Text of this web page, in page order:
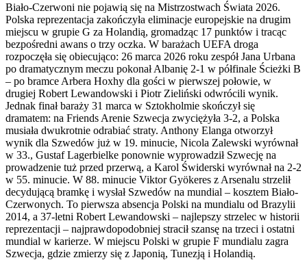
Biało-Czerwoni nie pojawią się na Mistrzostwach Świata 2026.
Polska reprezentacja zakończyła eliminacje europejskie na drugim
miejscu w grupie G za Holandią, gromadząc 17 punktów i tracąc
bezpośredni awans o trzy oczka. W barażach UEFA droga
rozpoczęła się obiecująco: 26 marca 2026 roku zespół Jana Urbana
po dramatycznym meczu pokonał Albanię 2-1 w półfinale Ścieżki B
– po bramce Arbera Hoxhy dla gości w pierwszej połowie, w
drugiej Robert Lewandowski i Piotr Zieliński odwrócili wynik.
Jednak finał baraży 31 marca w Sztokholmie skończył się
dramatem: na Friends Arenie Szwecja zwyciężyła 3-2, a Polska
musiała dwukrotnie odrabiać straty. Anthony Elanga otworzył
wynik dla Szwedów już w 19. minucie, Nicola Zalewski wyrównał
w 33., Gustaf Lagerbielke ponownie wyprowadził Szwecję na
prowadzenie tuż przed przerwą, a Karol Świderski wyrównał na 2-2
w 55. minucie. W 88. minucie Viktor Gyökeres z Arsenalu strzelił
decydującą bramkę i wysłał Szwedów na mundial – kosztem Biało-
Czerwonych. To pierwsza absencja Polski na mundialu od Brazylii
2014, a 37-letni Robert Lewandowski – najlepszy strzelec w historii
reprezentacji – najprawdopodobniej stracił szansę na trzeci i ostatni
mundial w karierze. W miejscu Polski w grupie F mundialu zagra
Szwecja, gdzie zmierzy się z Japonią, Tunezją i Holandią.